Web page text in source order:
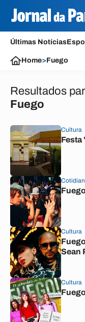
Últimas Notícias
Home>Fuego
Resultados
Fuego
Cultura
Festa
Cultura
Sean
Cultura